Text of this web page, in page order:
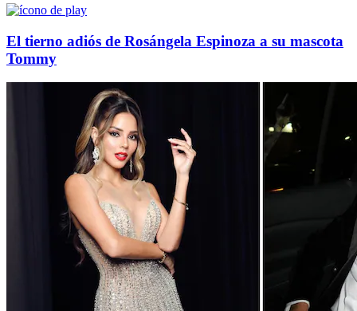
El tierno adiós de Rosángela Espinoza a su mascota
Tommy